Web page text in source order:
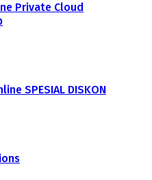
Private Cloud
SPESIAL DISKON